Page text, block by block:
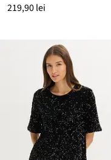
219,90 lei